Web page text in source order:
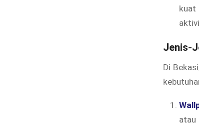
kuat
Jenis-
Di
atau